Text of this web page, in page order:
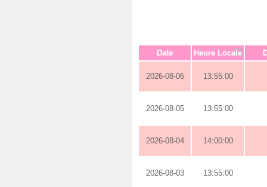
Date Heure Locale
2026-08-06 13:55:00
2026-08-05 13:55:00
2026-08-04 14:00:00
2026-08-03 13:55:00